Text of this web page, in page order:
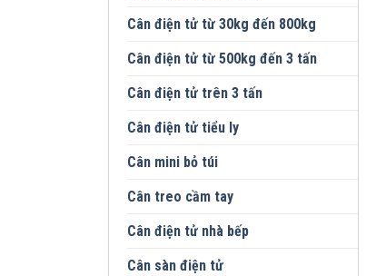
Cân điện tử từ 30kg đến 800kg
Cân điện tử từ 500kg đến 3 tấn
Cân điện tử trên 3 tấn
Cân điện tử tiểu ly
Cân mini bỏ túi
Cân treo cầm tay
Cân điện tử nhà bếp
Cân sàn điện tử